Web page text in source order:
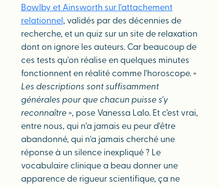
Bowlby et Ainsworth sur l'attachement
relationnel , validés par des décennies de
recherche, et un quiz sur un site de relaxation
dont on ignore les auteurs. Car beaucoup de
ces tests qu'on réalise en quelques minutes
fonctionnent en réalité comme l'horoscope. «
Les descriptions sont suffisamment
générales pour que chacun puisse s'y
reconnaître», pose Vanessa Lalo. Et c’est vrai,
entre nous, qui n'a jamais eu peur d'être
abandonné, qui n'a jamais cherché une
réponse à un silence inexpliqué ? Le
vocabulaire clinique a beau donner une
apparence de rigueur scientifique, ça ne